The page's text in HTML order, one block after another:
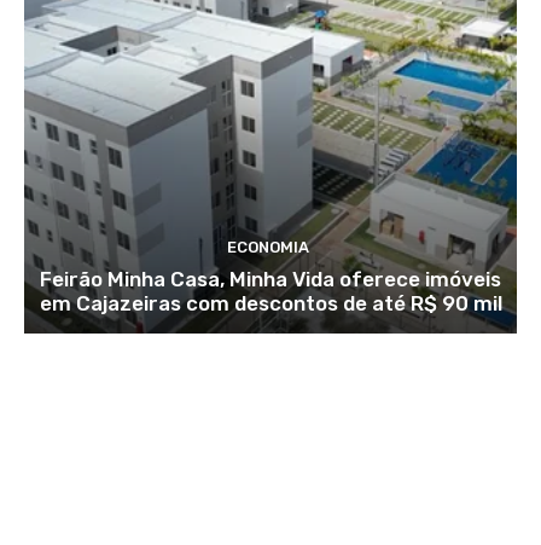
ECONOMIA
Feirão Minha Casa, Minha Vida oferece imóveis
em Cajazeiras com descontos de até R$ 90 mil